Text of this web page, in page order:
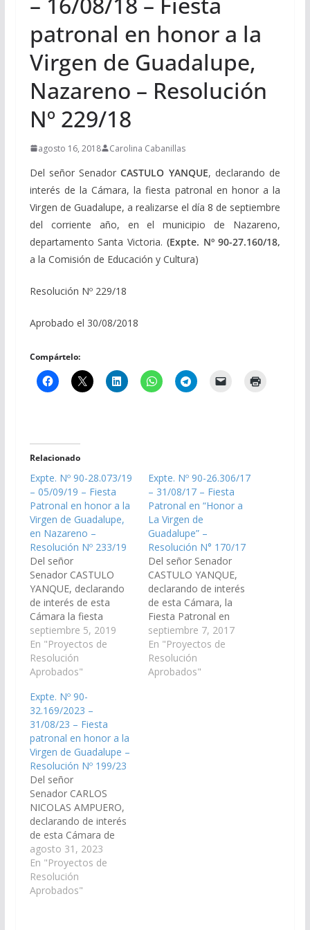
patronal en honor a la
Virgen de Guadalupe,
Nazareno – Resolución
Nº 229/18
agosto 16, 2018 Carolina Cabanillas
Del señor Senador CASTULO YANQUE, declarando de
interés de la Cámara, la fiesta patronal en honor a la
Virgen de Guadalupe, a realizarse el día 8 de septiembre
del corriente año, en el municipio de Nazareno,
departamento Santa Victoria. (Expte. Nº 90-27.160/18,
a la Comisión de Educación y Cultura)
Resolución Nº 229/18
Aprobado el 30/08/2018
Compártelo:
Relacionado
Expte. Nº 90-28.073/19
– 05/09/19 – Fiesta
Patronal en honor a la
Virgen de Guadalupe,
en Nazareno –
Resolución Nº 233/19
Del señor
Senador CASTULO
YANQUE, declarando
de interés de esta
Cámara la fiesta
patronal en honor a la
Virgen de Guadalupe, a
realizarse el día 8 de
septiembre en
departamento de
Santa Victoria. (Expte.
Nº 90-28.073/19, a la
Comisión de Educación
y Cultura). Resolución
Nº 233/19 Aprobado el
05/09/2019
septiembre 5, 2019
En "Proyectos de
Resolución
Aprobados"
Expte. Nº 90-26.306/17
– 31/08/17 – Fiesta
Patronal en “Honor a
La Virgen de
Guadalupe” –
Resolución N° 170/17
Del señor Senador
CASTULO YANQUE,
declarando de interés
de esta Cámara, la
Fiesta Patronal en
"Honor a La Virgen de
Guadalupe", a
realizarse el día 8 de
septiembre del
septiembre 7, 2017
En "Proyectos de
Resolución
Aprobados"
Expte. Nº 90-
32.169/2023 –
31/08/23 – Fiesta
patronal en honor a la
Virgen de Guadalupe –
Resolución Nº 199/23
Del señor
Senador CARLOS
NICOLAS AMPUERO,
declarando de interés
de esta Cámara de
Senadores la fiesta
patronal en honor a la
Virgen de Guadalupe a
realizarse el 8 de
agosto 31, 2023
En "Proyectos de
Resolución
Aprobados"